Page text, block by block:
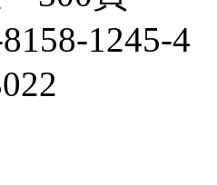
1245-4